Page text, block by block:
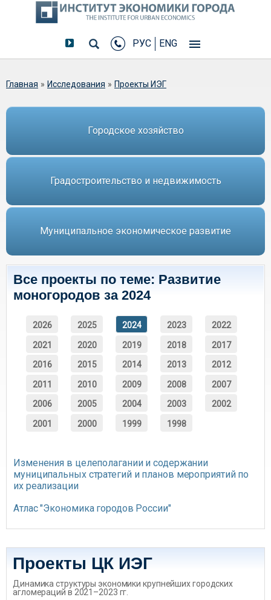
РУС ENG
Вы здесь
Главная » Исследования » Проекты ИЭГ
Городское хозяйство
Градостроительство и недвижимость
Муниципальное экономическое развитие
Все проекты по теме: Развитие
моногородов за 2024
2026 2025 2024 2023 2022
2021 2020 2019 2018 2017
2016 2015 2014 2013 2012
2011 2010 2009 2008 2007
2006 2005 2004 2003 2002
2001 2000 1999 1998
Изменения в целеполагании и содержании
муниципальных стратегий и планов мероприятий по
их реализации
Атлас "Экономика городов России"
Проекты ЦК ИЭГ
Динамика структуры экономики крупнейших городских
агломераций в 2021–2023 гг.